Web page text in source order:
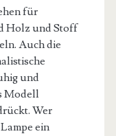
für
Holz und Stoff
Auch die
und
Modell
Wer
ein